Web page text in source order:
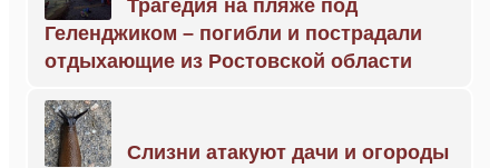
Трагедия на пляже под
Геленджиком – погибли и пострадали
отдыхающие из Ростовской области
Слизни атакуют дачи и огороды